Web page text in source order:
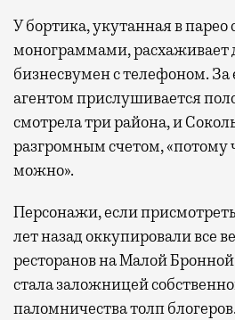
У бортика, укутанная в
монограммами, расхаживает
бизнесвумен с телефоном. За
агентом прислушивается
смотрела три района, и
разгромным счетом, «потому
можно».
Персонажи, если
лет назад оккупировали все
ресторанов на Малой
стала заложницей
паломничества толп блогеров.